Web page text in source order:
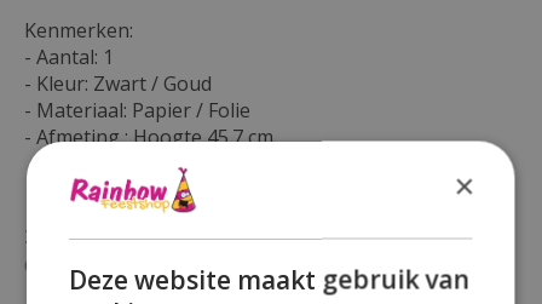
Kenmerken:
- Aantal: 1
- Kleur: Zwart / Goud
- Materiaal: Papier / Folie
- Afmeting : Hoogte 45.7 cm
De beoordeling van dit product is
(0)
Niet op voorraad
Beschikbaarheid in de winkel controleren
×
Deze website maakt gebruik van